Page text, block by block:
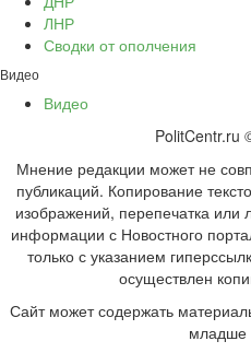
ЛНР
Сводки от ополчения
Видео
Видео
PolitCentr.ru
Мнение редакции может не
публикаций. Копирование
изображений, перепечатка или
информации с Новостного
только с указанием
осуществлен
Сайт может содержать
младше